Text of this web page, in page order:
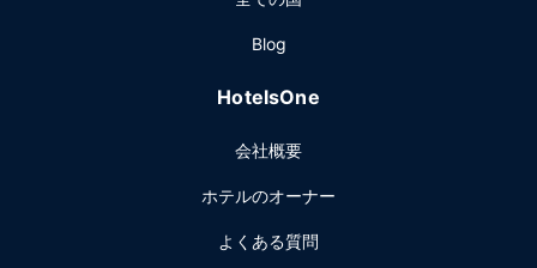
も食事を提供しています。24 時間対応のルームサービスを利
杯飲んで楽しみましょう。
ス、24 時間対応フロントデスクをお使いいただけます。パー
ク シティでのイベント開催には、このリゾート のカンファレ
ンス センター、17 室の会議室など総面積 2137 平方メートル
Blog
HotelsOne
会社概要
ホテルのオーナー
よくある質問